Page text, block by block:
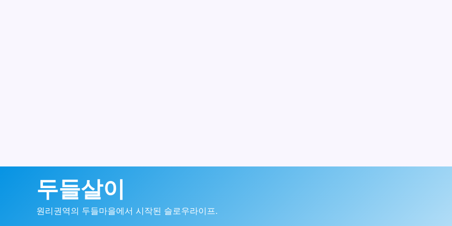
두들살이
원리권역의 두들마을에서 시작된 슬로우라이프.